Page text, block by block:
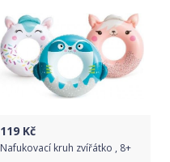
119 Kč
Nafukovací kruh zvířátko , 8+